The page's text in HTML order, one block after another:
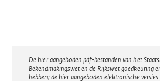
Disclaimer
De hier aangeboden pdf-bestanden van het
Bekendmakingswet en de Rijkswet goedkeuring
hebben; de hier aangeboden elektronische